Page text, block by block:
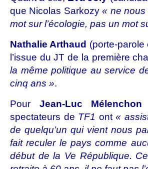
que Nicolas Sarkozy« ne nous
mot sur l’écologie, pas un mot
Nathalie Arthaud (porte-
l’issue du JT de la première
la même politique au service
cinq ans ».
Pour Jean-Luc Mélenchon
spectateurs de TF1 ont«
de quelqu’un qui vient nous
fait reculer le pays comme
début de la Ve République.